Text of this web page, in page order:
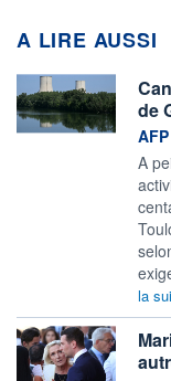
A LIRE AUSSI
de
AFP
A
la